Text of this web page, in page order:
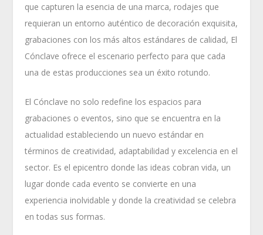
que capturen la esencia de una marca, rodajes que
requieran un entorno auténtico de decoración exquisita,
grabaciones con los más altos estándares de calidad, El
Cónclave ofrece el escenario perfecto para que cada
una de estas producciones sea un éxito rotundo.
El Cónclave no solo redefine los espacios para
grabaciones o eventos, sino que se encuentra en la
actualidad estableciendo un nuevo estándar en
términos de creatividad, adaptabilidad y excelencia en el
sector. Es el epicentro donde las ideas cobran vida, un
lugar donde cada evento se convierte en una
experiencia inolvidable y donde la creatividad se celebra
en todas sus formas.